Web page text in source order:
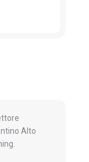
Alto